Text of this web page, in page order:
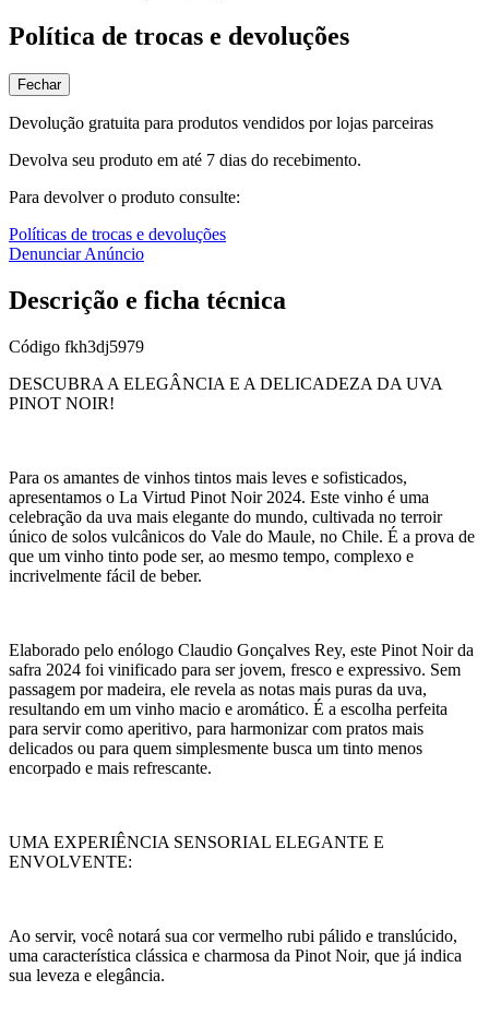
Política de trocas e devoluções
Fechar
Devolução gratuita para produtos vendidos por lojas parceiras
Devolva seu produto em até 7 dias do recebimento.
Para devolver o produto consulte:
Políticas de trocas e devoluções
Denunciar Anúncio
Descrição e ficha técnica
Código fkh3dj5979
DESCUBRA A ELEGÂNCIA E A DELICADEZA DA UVA
PINOT NOIR!
Para os amantes de vinhos tintos mais leves e sofisticados,
apresentamos o La Virtud Pinot Noir 2024. Este vinho é uma
celebração da uva mais elegante do mundo, cultivada no terroir
único de solos vulcânicos do Vale do Maule, no Chile. É a prova de
que um vinho tinto pode ser, ao mesmo tempo, complexo e
incrivelmente fácil de beber.
Elaborado pelo enólogo Claudio Gonçalves Rey, este Pinot Noir da
safra 2024 foi vinificado para ser jovem, fresco e expressivo. Sem
passagem por madeira, ele revela as notas mais puras da uva,
resultando em um vinho macio e aromático. É a escolha perfeita
para servir como aperitivo, para harmonizar com pratos mais
delicados ou para quem simplesmente busca um tinto menos
encorpado e mais refrescante.
UMA EXPERIÊNCIA SENSORIAL ELEGANTE E
ENVOLVENTE:
Ao servir, você notará sua cor vermelho rubi pálido e translúcido,
uma característica clássica e charmosa da Pinot Noir, que já indica
sua leveza e elegância.